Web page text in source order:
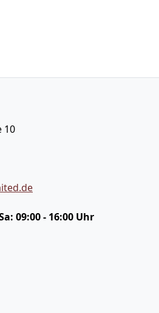
10
09:00 - 16:00 Uhr